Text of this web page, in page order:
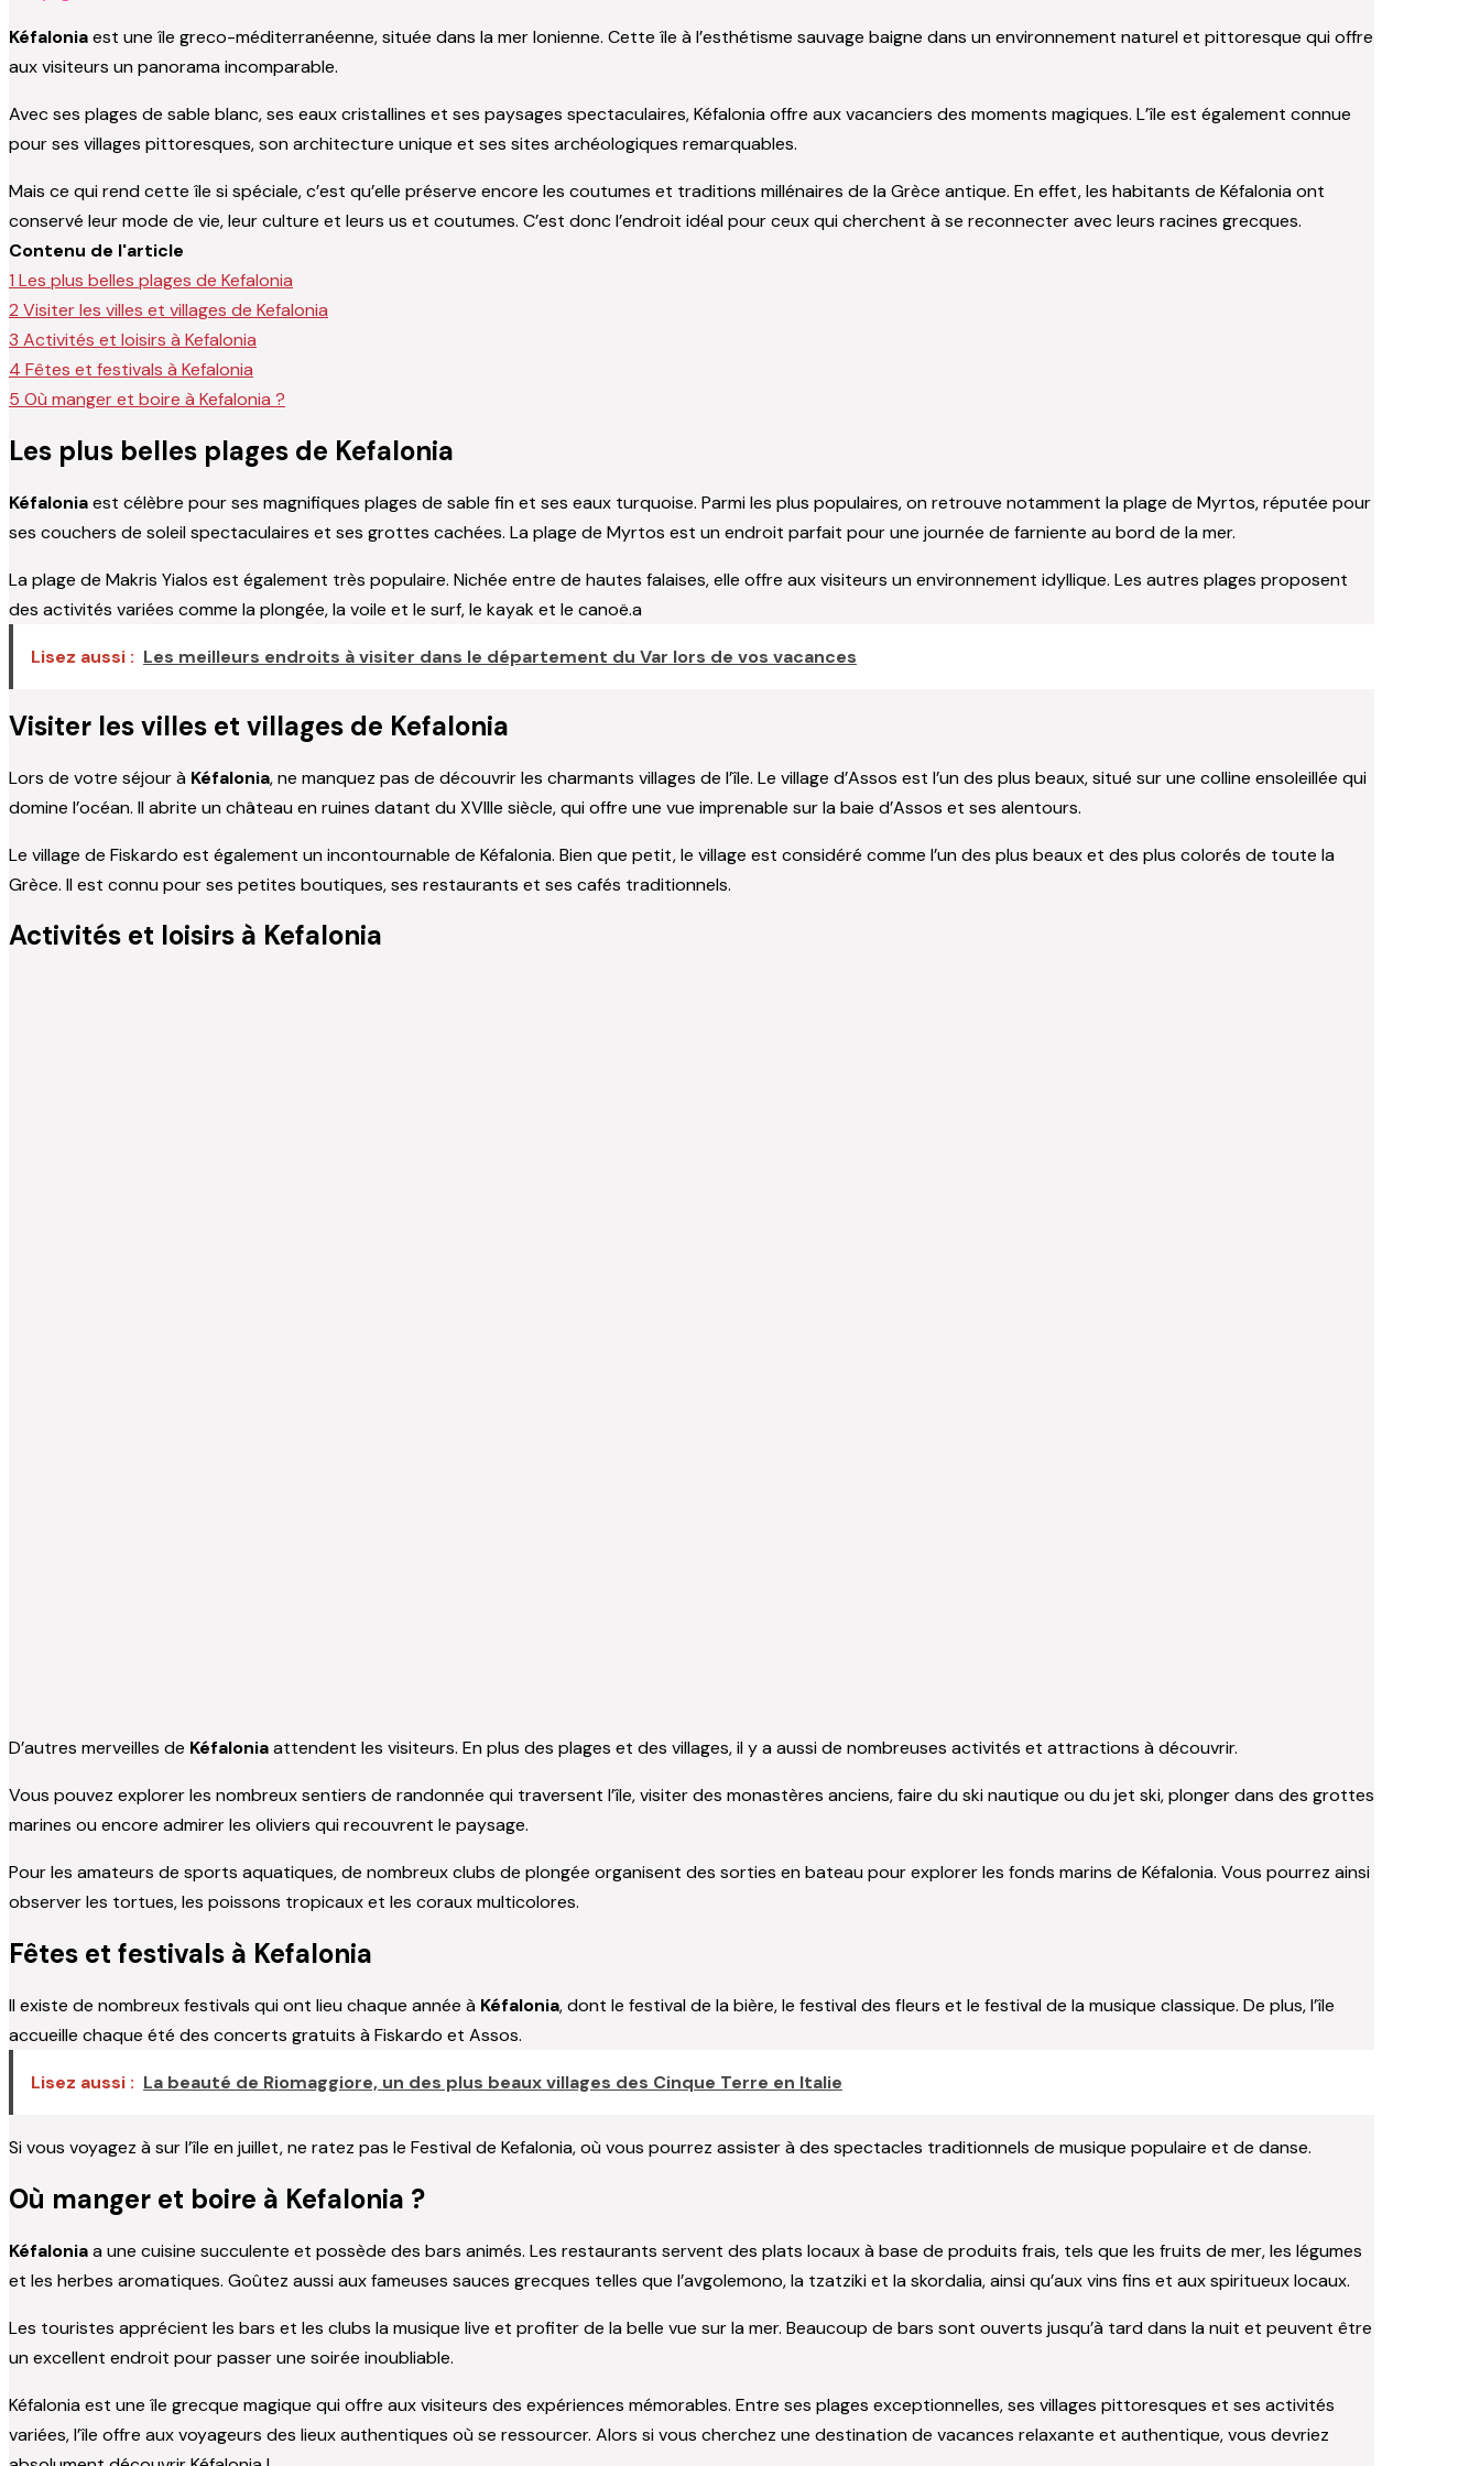
Kéfaloniaest une île greco-méditerranéenne, située dans la mer Ionienne. Cette île à l’esthétisme sauvage baigne dans un environnement naturel et pittoresque qui offre
aux visiteurs un panorama incomparable.
Avec ses plages de sable blanc, ses eaux cristallines et ses paysages spectaculaires, Kéfalonia offre aux vacanciers des moments magiques. L’île est également connue
pour ses villages pittoresques, son architecture unique et ses sites archéologiques remarquables.
Mais ce qui rend cette île si spéciale, c’est qu’elle préserve encore les coutumes et traditions millénaires de la Grèce antique. En effet, les habitants de Kéfalonia ont
conservé leur mode de vie, leur culture et leurs us et coutumes. C’est donc l’endroit idéal pour ceux qui cherchent à se reconnecter avec leurs racines grecques.
Contenu de l'article
1 Les plus belles plages de Kefalonia
2 Visiter les villes et villages de Kefalonia
3 Activités et loisirs à Kefalonia
4 Fêtes et festivals à Kefalonia
5 Où manger et boire à Kefalonia ?
Les plus belles plages de Kefalonia
Kéfaloniaest célèbre pour ses magnifiques plages de sable fin et ses eaux turquoise. Parmi les plus populaires, on retrouve notamment la plage de Myrtos, réputée pour
ses couchers de soleil spectaculaires et ses grottes cachées. La plage de Myrtos est un endroit parfait pour une journée de farniente au bord de la mer.
La plage de Makris Yialos est également très populaire. Nichée entre de hautes falaises, elle offre aux visiteurs un environnement idyllique. Les autres plages proposent
des activités variées comme la plongée, la voile et le surf, le kayak et le canoë.a
Lisez aussi : Les meilleurs endroits à visiter dans le département du Var lors de vos vacances
Visiter les villes et villages de Kefalonia
Lors de votre séjour à Kéfalonia, ne manquez pas de découvrir les charmants villages de l’île. Le village d’Assos est l’un des plus beaux, situé sur une colline ensoleillée qui
domine l’océan. Il abrite un château en ruines datant du XVIIIe siècle, qui offre une vue imprenable sur la baie d’Assos et ses alentours.
Le village de Fiskardo est également un incontournable de Kéfalonia. Bien que petit, le village est considéré comme l’un des plus beaux et des plus colorés de toute la
Grèce. Il est connu pour ses petites boutiques, ses restaurants et ses cafés traditionnels.
Activités et loisirs à Kefalonia
D’autres merveilles de Kéfaloniaattendent les visiteurs. En plus des plages et des villages, il y a aussi de nombreuses activités et attractions à découvrir.
Vous pouvez explorer les nombreux sentiers de randonnée qui traversent l’île, visiter des monastères anciens, faire du ski nautique ou du jet ski, plonger dans des grottes
marines ou encore admirer les oliviers qui recouvrent le paysage.
Pour les amateurs de sports aquatiques, de nombreux clubs de plongée organisent des sorties en bateau pour explorer les fonds marins de Kéfalonia. Vous pourrez ainsi
observer les tortues, les poissons tropicaux et les coraux multicolores.
Fêtes et festivals à Kefalonia
Il existe de nombreux festivals qui ont lieu chaque année à Kéfalonia, dont le festival de la bière, le festival des fleurs et le festival de la musique classique. De plus, l’île
accueille chaque été des concerts gratuits à Fiskardo et Assos.
Lisez aussi : La beauté de Riomaggiore, un des plus beaux villages des Cinque Terre en Italie
Si vous voyagez à sur l’île en juillet, ne ratez pas le Festival de Kefalonia, où vous pourrez assister à des spectacles traditionnels de musique populaire et de danse.
Où manger et boire à Kefalonia ?
Kéfaloniaa une cuisine succulente et possède des bars animés. Les restaurants servent des plats locaux à base de produits frais, tels que les fruits de mer, les légumes
et les herbes aromatiques. Goûtez aussi aux fameuses sauces grecques telles que l’avgolemono, la tzatziki et la skordalia, ainsi qu’aux vins fins et aux spiritueux locaux.
Les touristes apprécient les bars et les clubs la musique live et profiter de la belle vue sur la mer. Beaucoup de bars sont ouverts jusqu’à tard dans la nuit et peuvent être
un excellent endroit pour passer une soirée inoubliable.
Kéfalonia est une île grecque magique qui offre aux visiteurs des expériences mémorables. Entre ses plages exceptionnelles, ses villages pittoresques et ses activités
variées, l’île offre aux voyageurs des lieux authentiques où se ressourcer. Alors si vous cherchez une destination de vacances relaxante et authentique, vous devriez